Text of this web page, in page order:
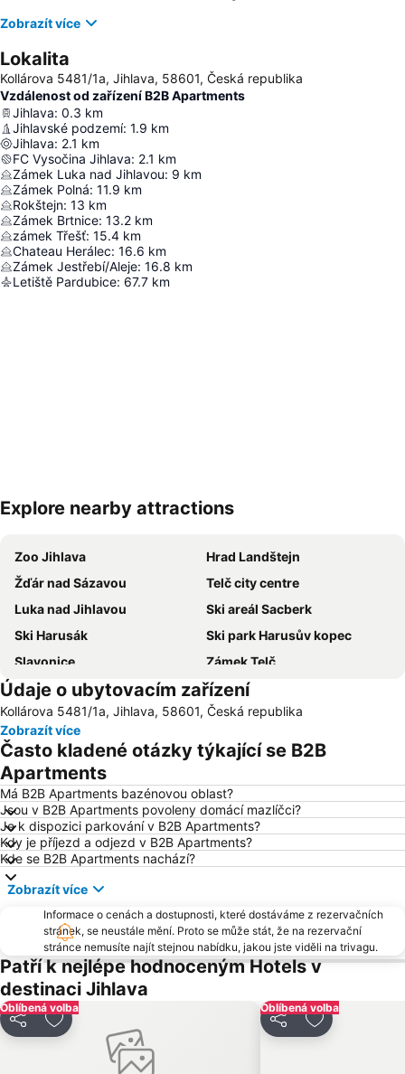
Zobrazít více
Lokalita
Kollárova 5481/1a, Jihlava, 58601, Česká republika
Vzdálenost od zařízení B2B Apartments
Jihlava: 0.3 km
Jihlavské podzemí: 1.9 km
Jihlava: 2.1 km
FC Vysočina Jihlava: 2.1 km
Zámek Luka nad Jihlavou: 9 km
Zámek Polná: 11.9 km
Rokštejn: 13 km
Zámek Brtnice: 13.2 km
zámek Třešť: 15.4 km
Chateau Herálec: 16.6 km
Zámek Jestřebí/Aleje: 16.8 km
Letiště Pardubice: 67.7 km
Explore nearby attractions
Zoo Jihlava
Hrad Landštejn
Žďár nad Sázavou
Telč city centre
Luka nad Jihlavou
Ski areál Sacberk
Ski Harusák
Ski park Harusův kopec
Slavonice
Zámek Telč
Let It Roll Open Air
Kotlina
Zámek Jaroměřice nad Rokytnou
Údaje o ubytovacím zařízení
Kollárova 5481/1a, Jihlava, 58601, Česká republika
Zobrazít více
Často kladené otázky týkající se B2B
Apartments
Má B2B Apartments bazénovou oblast?
Jsou v B2B Apartments povoleny domácí mazlíčci?
Je k dispozici parkování v B2B Apartments?
Kdy je příjezd a odjezd v B2B Apartments?
Kde se B2B Apartments nachází?
Zobrazít více
Informace o cenách a dostupnosti, které dostáváme z rezervačních
stránek, se neustále mění. Proto se může stát, že na rezervační
stránce nemusíte najít stejnou nabídku, jakou jste viděli na trivagu.
Patří k nejlépe hodnoceným Hotels v
destinaci Jihlava
Oblíbená volba
Sdílet Přidat na seznam oblíbených hotelů
Oblíbená volba
Sdílet Přidat na